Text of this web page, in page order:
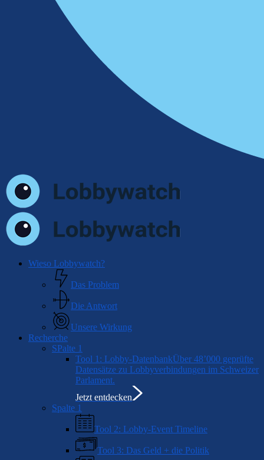
Menu Wieso Lobbywatch?
Das Problem
Die Antwort
Unsere Wirkung
Recherche
SPalte 1
Tool 1: Lobby-DatenbankÜber 48’000 geprüfte
Datensätze zu Lobbyverbindungen im Schweizer
Parlament.
Jetzt entdecken
Spalte 1
Tool 2: Lobby-Event Timeline
Tool 3: Das Geld + die Politik